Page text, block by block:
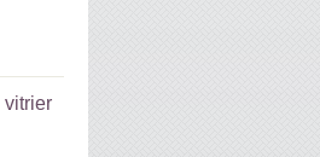
vitrier